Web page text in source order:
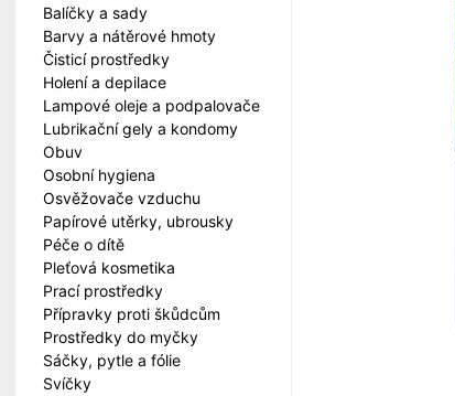
Balíčky a sady
Barvy a nátěrové hmoty
Čisticí prostředky
Holení a depilace
Lampové oleje a podpalovače
Lubrikační gely a kondomy
Obuv
Osobní hygiena
Osvěžovače vzduchu
Papírové utěrky, ubrousky
Péče o dítě
Pleťová kosmetika
Prací prostředky
Přípravky proti škůdcům
Prostředky do myčky
Sáčky, pytle a fólie
Svíčky